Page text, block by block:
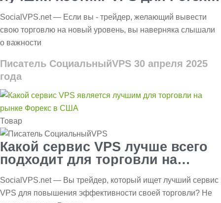
SocialVPS.net — Если вы - трейдер, желающий вывести
свою торговлю на новый уровень, вы наверняка слышали
о важности
Писатель СоциальныйVPS 30 апреля 2025
года
Товар
Какой сервис VPS лучше всего
подходит для торговли на
рынке Форекс в США?
SocialVPS.net — Вы трейдер, который ищет лучший сервис
VPS для повышения эффективности своей торговли? Не